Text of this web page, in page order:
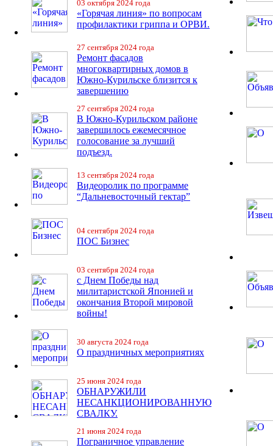
03 октября 2024 года
«Горячая линия» по вопросам
профилактики гриппа и ОРВИ.
27 сентября 2024 года
Ремонт фасадов
многоквартирных домов в
Южно-Курильске близится к
завершению
27 сентября 2024 года
В Южно-Курильском районе
завершилось ежемесячное
голосование за лучший
подъезд.
13 сентября 2024 года
Видеоролик по программе
“Дальневосточный гектар”
04 сентября 2024 года
ПОС Бизнес
03 сентября 2024 года
с Днем Победы над
милитаристской Японией и
окончания Второй мировой
войны!
30 августа 2024 года
О праздничных мероприятиях
25 июня 2024 года
ОБНАРУЖИЛИ
НЕСАНКЦИОНИРОВАННУЮ
СВАЛКУ.
21 июня 2024 года
Пограничное управление